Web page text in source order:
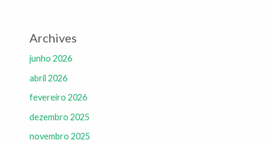
Archives
junho 2026
abril 2026
fevereiro 2026
dezembro 2025
novembro 2025